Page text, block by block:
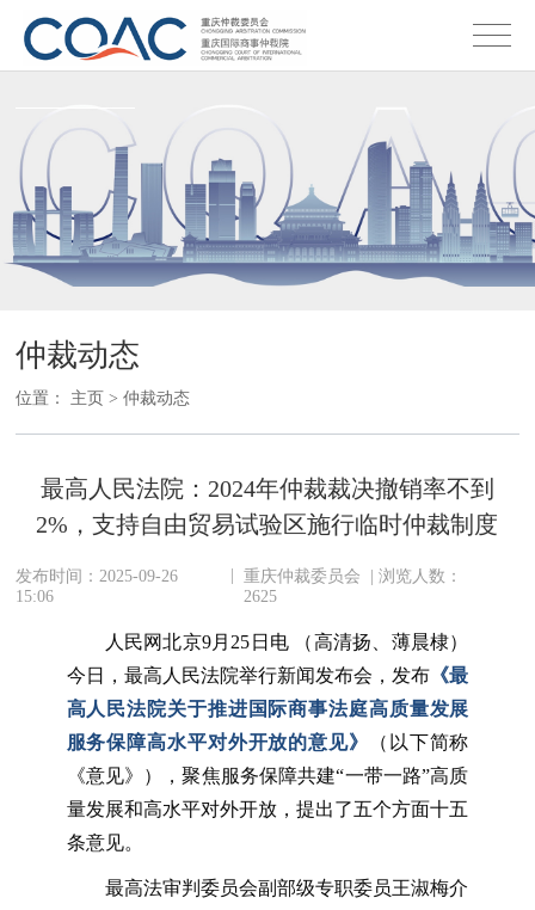
仲裁动态
位置： 主页 >仲裁动态
最高人民法院：2024年仲裁裁决撤销率不到
2%，支持自由贸易试验区施行临时仲裁制度
发布时间：2025-09-26
15:06
|重庆仲裁委员会 | 浏览人数：
2625
人民网北京9月25日电 （高清扬、薄晨棣）
今日，最高人民法院举行新闻发布会，发布 《最
高人民法院关于推进国际商事法庭高质量发展
服务保障高水平对外开放的意见》
（以下简称
《意见》），聚焦服务保障共建“一带一路”高质
量发展和高水平对外开放，提出了五个方面十五
条意见。
最高法审判委员会副部级专职委员王淑梅介